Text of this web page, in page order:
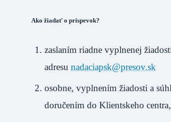
Ako žiadať o príspevok?
zaslaním riadne vyplnenej
adresu nadaciapsk@presov.sk
osobne, vyplnením žiadosti a
doručením do Klientskeho